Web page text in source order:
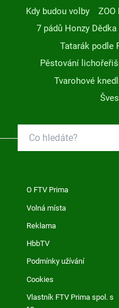
Kdy budou volby
ZOO
7 pádů Honzy Dědka
Tatarák podle
Pěstování
Tvarohové
O FTV Prima
Volná místa
Reklama
HbbTV
Podmínky užívání
Cookies
Vlastník FTV Prima spol. s